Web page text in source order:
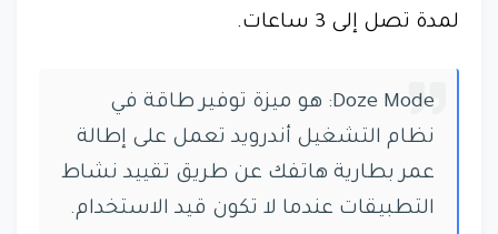
لمدة تصل إلى 3 ساعات.
Doze Mode: هو ميزة توفير طاقة في
نظام التشغيل أندرويد تعمل على إطالة
عمر بطارية هاتفك عن طريق تقييد نشاط
التطبيقات عندما لا تكون قيد الاستخدام.